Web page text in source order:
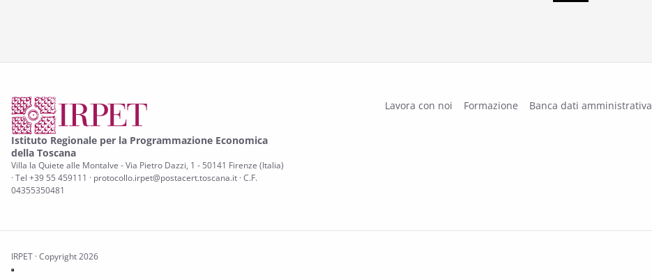
Istituto Regionale per la Programmazione Economica
della Toscana
Villa la Quiete alle Montalve - Via Pietro Dazzi, 1 - 50141 Firenze (Italia)
· Tel +39 55 459111 · protocollo.irpet@postacert.toscana.it · C.F.
04355350481
Lavora con noi Formazione Banca dati amministrativa
IRPET · Copyright 2026